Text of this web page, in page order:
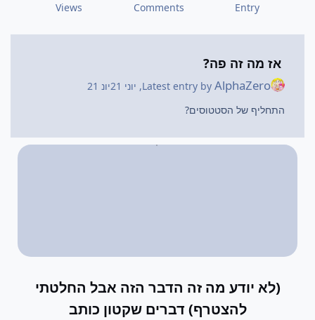
Entry
Comments
Views
אז מה זה פה?
Latest entry byAlphaZero
, יוני 21
יונ 21
התחליף של הסטטוסים?
(לא יודע מה זה הדבר הזה אבל החלטתי
להצטרף) דברים שקטון כותב